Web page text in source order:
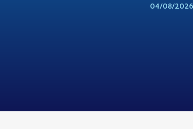
04/08/2026